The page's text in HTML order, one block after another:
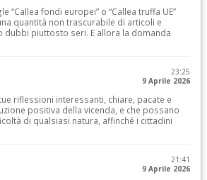
“Callea fondi europei” o “Callea truffa UE”
quantità non trascurabile di articoli e
dubbi piuttosto seri. E allora la domanda
23:25
9 Aprile 2026
riflessioni interessanti, chiare, pacate e
positiva della vicenda, e che possano
di qualsiasi natura, affinché i cittadini
21:41
9 Aprile 2026